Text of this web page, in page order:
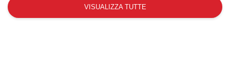
VISUALIZZA TUTTE